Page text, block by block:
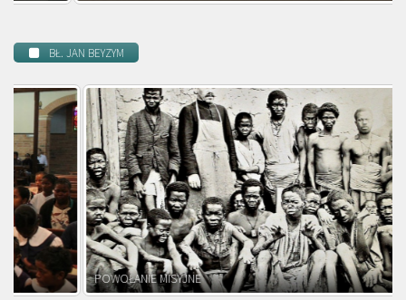
BŁ. JAN BEYZYM
POWOŁANIE MISYJNE